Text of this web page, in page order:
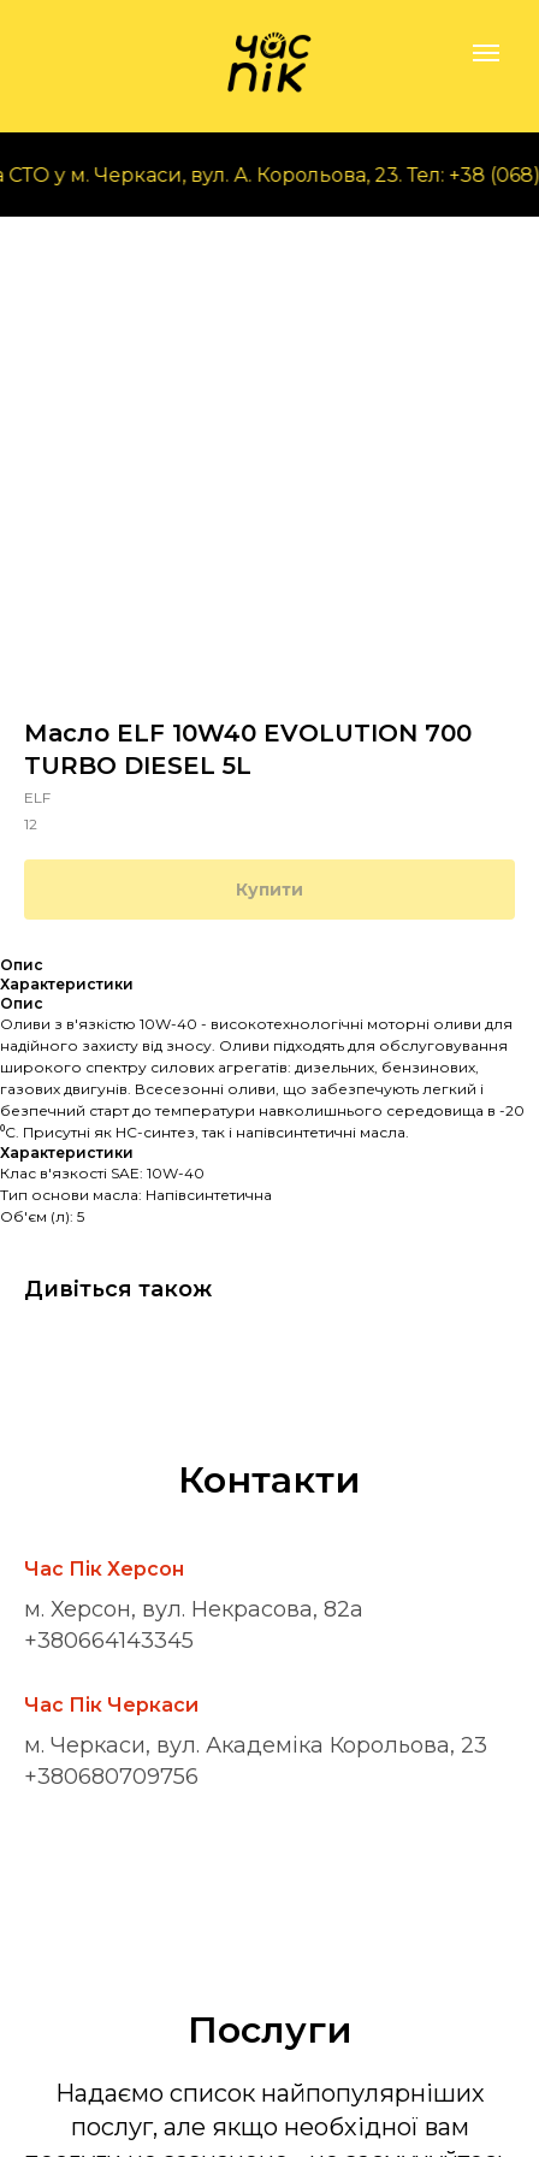
у м. Черкаси, вул. А. Корольова, 23. Тел: +38 (068)
Масло ELF 10W40 EVOLUTION 700
TURBO DIESEL 5L
ELF
12
Купити
Опис
Характеристики
Опис
Оливи з в'язкістю 10W-40 - високотехнологічні моторні оливи для
надійного захисту від зносу. Оливи підходять для обслуговування
широкого спектру силових агрегатів: дизельних, бензинових,
газових двигунів. Всесезонні оливи, що забезпечують легкий і
безпечний старт до температури навколишнього середовища в -20
⁰С. Присутні як HC-синтез, так і напівсинтетичні масла.
Характеристики
Клас в'язкості SAE: 10W-40
Тип основи масла: Напівсинтетична
Об'єм (л): 5
Дивіться також
Контакти
Час Пік Херсон
м. Херсон, вул. Некрасова, 82а
+380664143345
Час Пік Черкаси
м. Черкаси, вул. Академіка Корольова, 23
+380680709756
Послуги
Надаємо список найпопулярніших
послуг, але якщо необхідної вам